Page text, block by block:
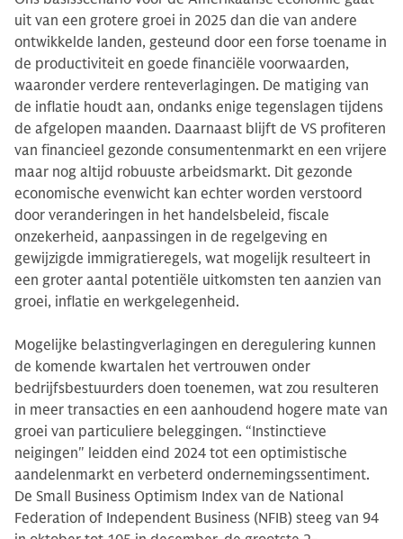
uit van een grotere groei in 2025 dan die van andere
ontwikkelde landen, gesteund door een forse toename in
de productiviteit en goede financiële voorwaarden,
waaronder verdere renteverlagingen. De matiging van
de inflatie houdt aan, ondanks enige tegenslagen tijdens
de afgelopen maanden. Daarnaast blijft de VS profiteren
van financieel gezonde consumentenmarkt en een vrijere
maar nog altijd robuuste arbeidsmarkt. Dit gezonde
economische evenwicht kan echter worden verstoord
door veranderingen in het handelsbeleid, fiscale
onzekerheid, aanpassingen in de regelgeving en
gewijzigde immigratieregels, wat mogelijk resulteert in
een groter aantal potentiële uitkomsten ten aanzien van
groei, inflatie en werkgelegenheid.
Mogelijke belastingverlagingen en deregulering kunnen
de komende kwartalen het vertrouwen onder
bedrijfsbestuurders doen toenemen, wat zou resulteren
in meer transacties en een aanhoudend hogere mate van
groei van particuliere beleggingen. “Instinctieve
neigingen" leidden eind 2024 tot een optimistische
aandelenmarkt en verbeterd ondernemingssentiment.
De Small Business Optimism Index van de National
Federation of Independent Business (NFIB) steeg van 94